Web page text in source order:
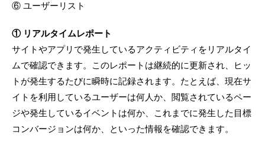
⑥ ユーザーリスト
① リアルタイムレポート
サイトやアプリで発生しているアクティビティをリアルタイ
ムで確認できます。このレポートは継続的に更新され、ヒッ
トが発生するたびに瞬時に記録されます。たとえば、現在サ
イトを利用しているユーザーは何人か、閲覧されているペー
ジや発生しているイベントは何か、これまでに発生した目標
コンバージョンは何か、といった情報を確認できます。